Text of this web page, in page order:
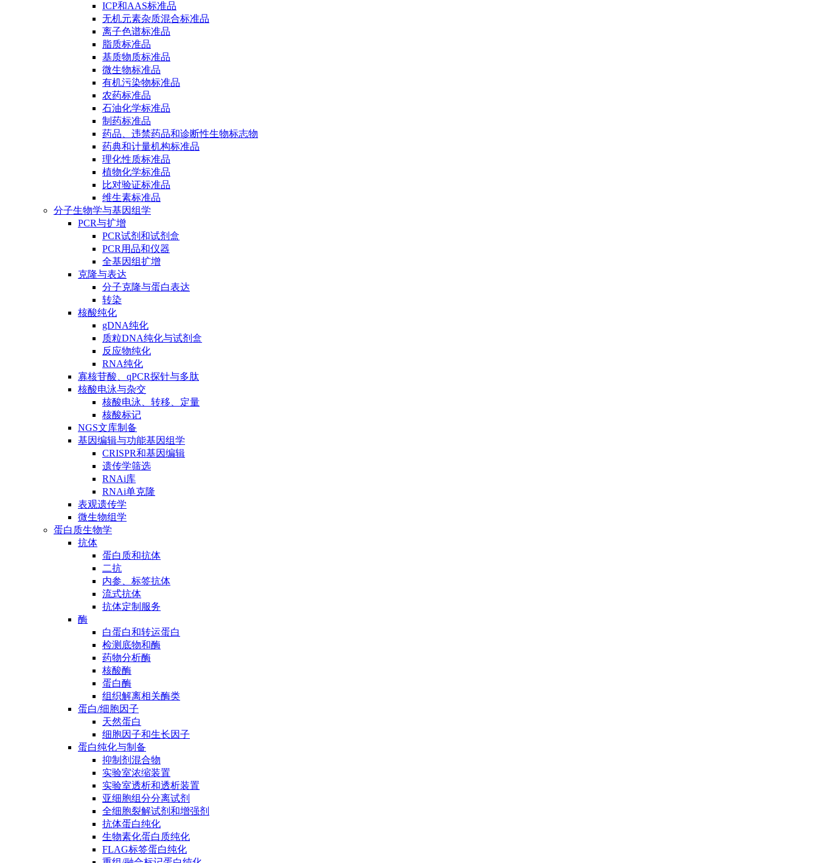
ICP和AAS标准品
无机元素杂质混合标准品
离子色谱标准品
脂质标准品
基质物质标准品
微生物标准品
有机污染物标准品
农药标准品
石油化学标准品
制药标准品
药品、违禁药品和诊断性生物标志物
药典和计量机构标准品
理化性质标准品
植物化学标准品
比对验证标准品
维生素标准品
分子生物学与基因组学
PCR与扩增
PCR试剂和试剂盒
PCR用品和仪器
全基因组扩增
克隆与表达
分子克隆与蛋白表达
转染
核酸纯化
gDNA纯化
质粒DNA纯化与试剂盒
反应物纯化
RNA纯化
寡核苷酸、qPCR探针与多肽
核酸电泳与杂交
核酸电泳、转移、定量
核酸标记
NGS文库制备
基因编辑与功能基因组学
CRISPR和基因编辑
遗传学筛选
RNAi库
RNAi单克隆
表观遗传学
微生物组学
蛋白质生物学
抗体
蛋白质和抗体
二抗
内参、标签抗体
流式抗体
抗体定制服务
酶
白蛋白和转运蛋白
检测底物和酶
药物分析酶
核酸酶
蛋白酶
组织解离相关酶类
蛋白/细胞因子
天然蛋白
细胞因子和生长因子
蛋白纯化与制备
抑制剂混合物
实验室浓缩装置
实验室透析和透析装置
亚细胞组分分离试剂
全细胞裂解试剂和增强剂
抗体蛋白纯化
生物素化蛋白质纯化
FLAG标签蛋白纯化